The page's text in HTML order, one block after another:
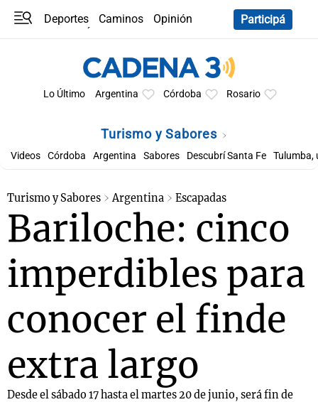
Deportes Caminos
Opinión
Participá
Lo Último Argentina Córdoba Rosario
Turismo y Sabores
Videos Córdoba Argentina Sabores Descubrí Santa Fe Tulumba,
Turismo y Sabores Argentina Escapadas
Bariloche: cinco
imperdibles para
conocer el finde
extra largo
Desde el sábado 17 hasta el martes 20 de junio, será fin de